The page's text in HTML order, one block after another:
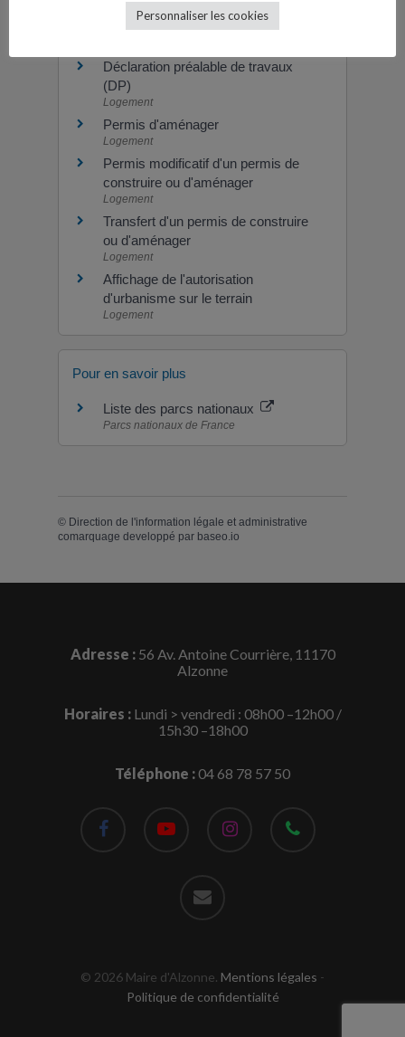
Permis de construire
Déclaration préalable de travaux
(DP)
Logement
Permis d'aménager
Logement
Permis modificatif d'un permis de
construire ou d'aménager
Logement
Transfert d'un permis de construire
ou d'aménager
Logement
Affichage de l'autorisation
d'urbanisme sur le terrain
Logement
Pour en savoir plus
Liste des parcs nationaux
Parcs nationaux de France
© Direction de l'information légale et administrative
comarquage developpé par baseo.io
Adresse : 56 Av. Antoine Courrière, 11170
Alzonne
Horaires :Lundi > vendredi : 08h00 –12h00 /
15h30 –18h00
Téléphone :04 68 78 57 50
facebook instagram phone
© 2026 Maire d'Alzonne. Mentions légales -
Politique de confidentialité
Personnaliser les cookies